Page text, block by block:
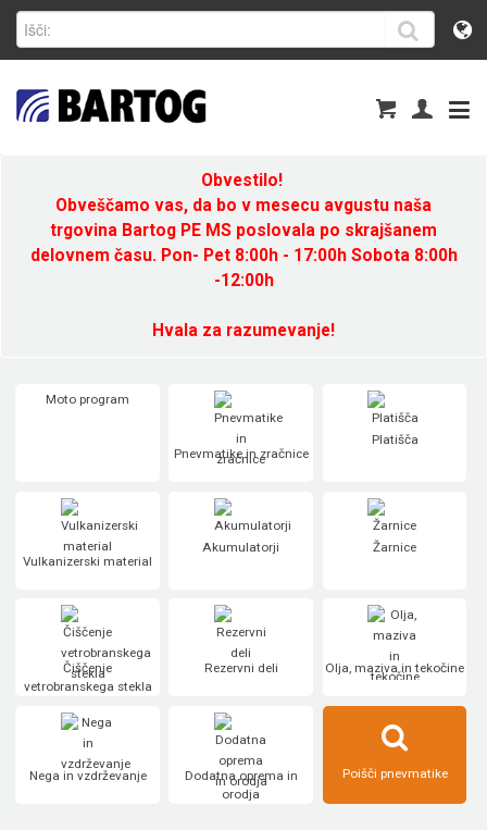
Obvestilo!
Obveščamo vas, da bo v mesecu avgustu naša
trgovina Bartog PE MS poslovala po skrajšanem
delovnem času. Pon- Pet 8:00h - 17:00h Sobota 8:00h
-12:00h
Hvala za razumevanje!
Moto program
Pnevmatike in zračnice
Platišča
Vulkanizerski material
Akumulatorji Žarnice
Čiščenje
vetrobranskega stekla
Rezervni deli Olja, maziva in tekočine
Nega in vzdrževanje
Dodatna oprema in
orodja
Poišči pnevmatike